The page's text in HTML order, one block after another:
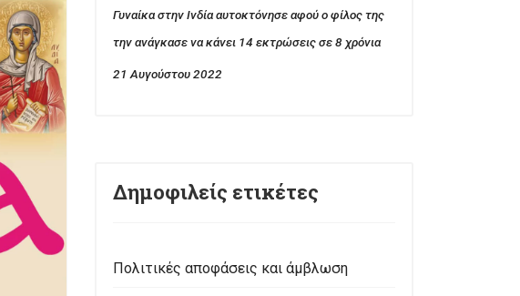
Γυναίκα στην Ινδία αυτοκτόνησε αφού ο φίλος της
την ανάγκασε να κάνει 14 εκτρώσεις σε 8 χρόνια
21 Αυγούστου 2022
Δημοφιλείς ετικέτες
Πολιτικές αποφάσεις και άμβλωση